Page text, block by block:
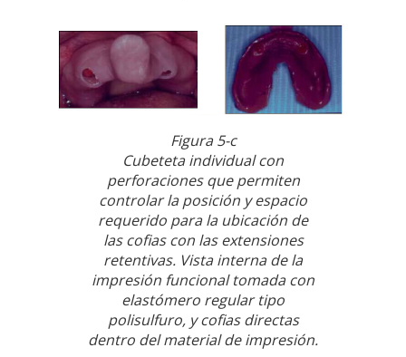
Figura 5-c
Cubeteta individual con
perforaciones que permiten
controlar la posición y espacio
requerido para la ubicación de
las cofias con las extensiones
retentivas. Vista interna de la
impresión funcional tomada con
elastómero regular tipo
polisulfuro, y cofias directas
dentro del material de impresión.